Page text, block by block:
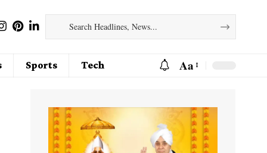
Sports Tech Aa